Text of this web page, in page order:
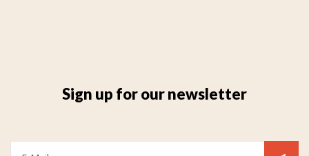
Sign up for our newsletter